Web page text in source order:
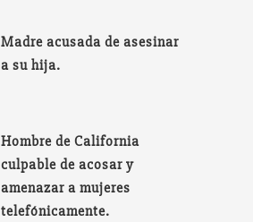
Madre acusada de asesinar
a su hija.
Hombre de California
culpable de acosar y
amenazar a mujeres
telefónicamente.